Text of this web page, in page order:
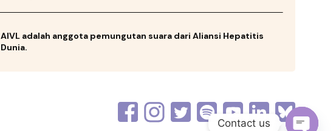
AIVL adalah anggota pemungutan suara dari Aliansi Hepatitis
Dunia.
Contact us